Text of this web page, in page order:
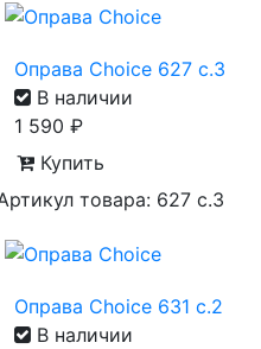
Оправа Choice 627 с.3
В наличии
1 590 ₽
Купить
товара: 627 с.3
Оправа Choice 631 с.2
В наличии